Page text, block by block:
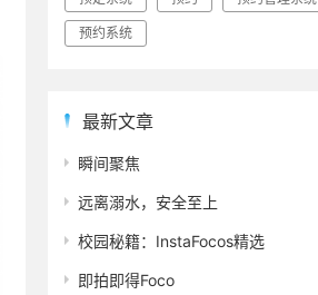
预约系统
最新文章
瞬间聚焦
远离溺水，安全至上
校园秘籍：InstaFocos精选
即拍即得Foco